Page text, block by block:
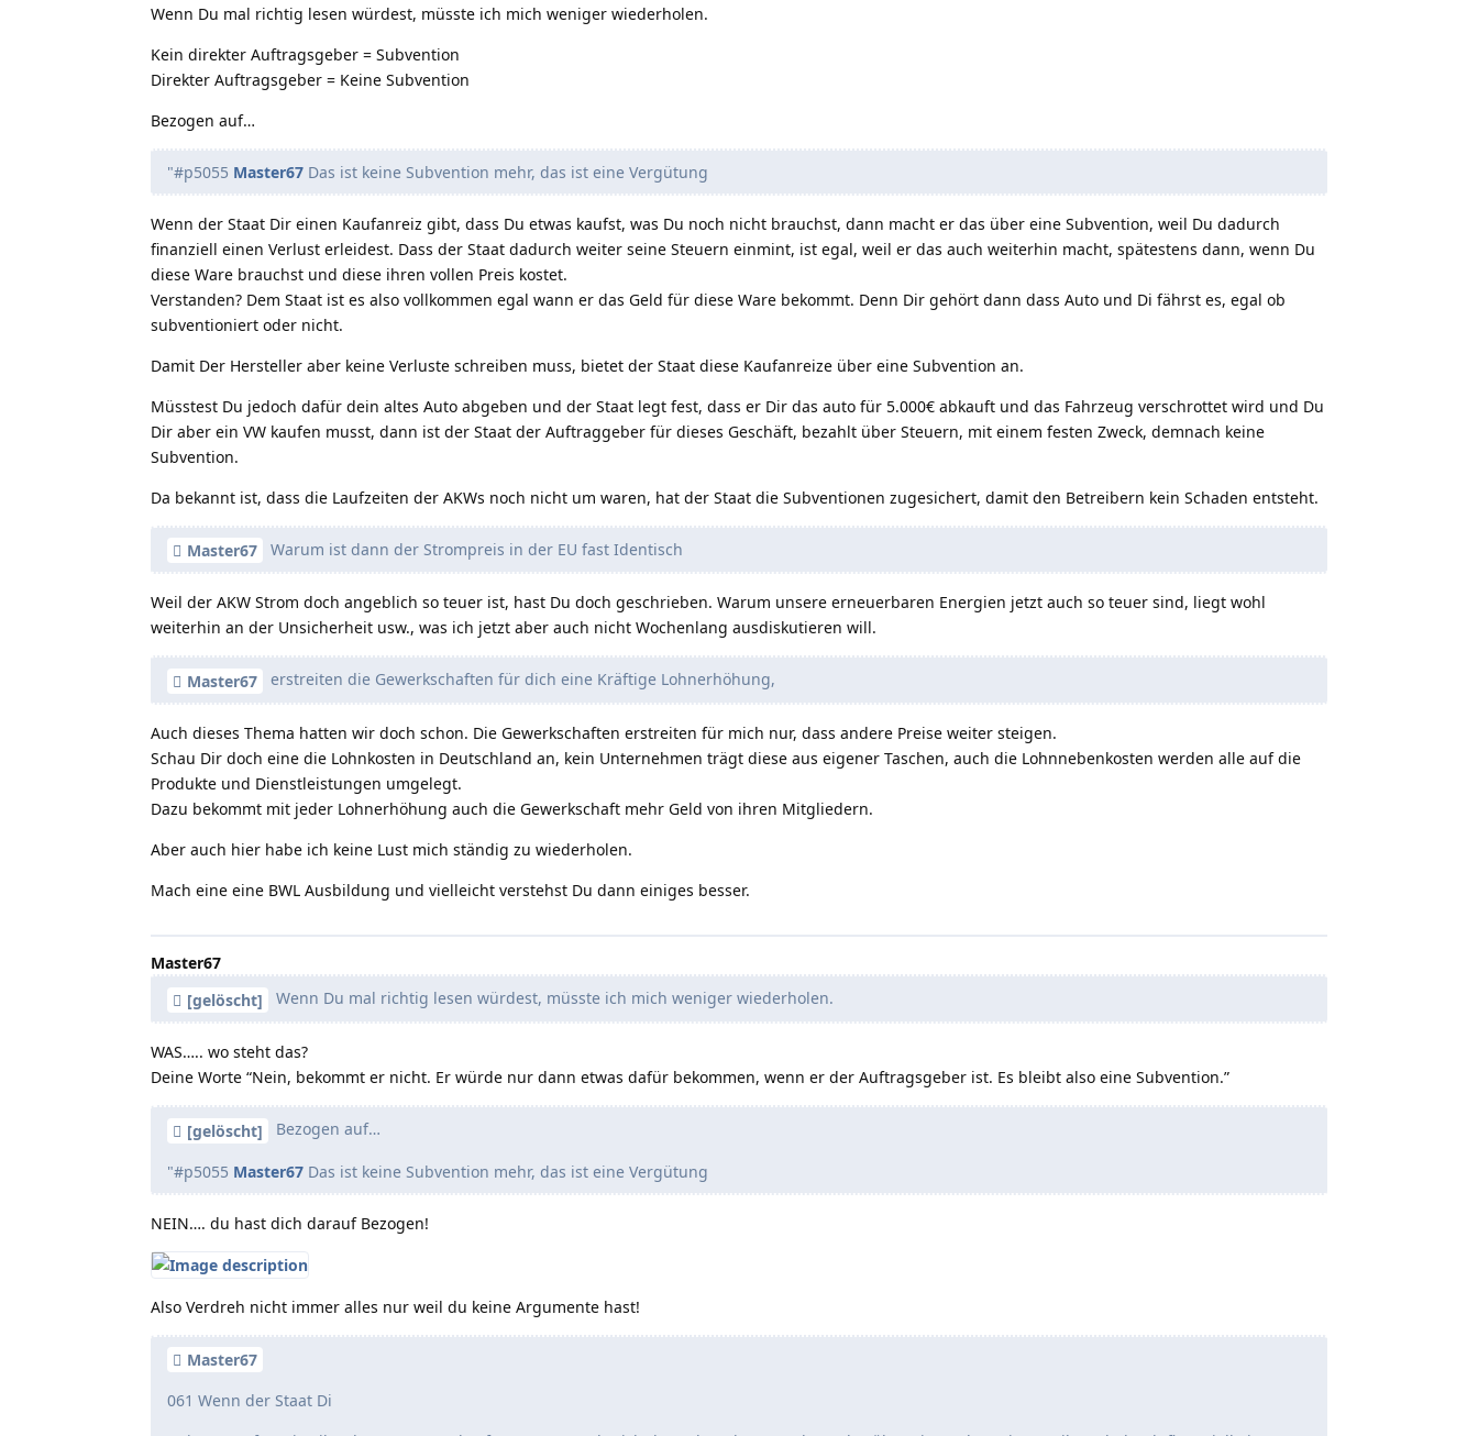
Wenn Du mal richtig lesen würdest, müsste ich mich weniger wiederholen.
Kein direkter Auftragsgeber = Subvention
Direkter Auftragsgeber = Keine Subvention
Bezogen auf…
"#p5055 Master67 Das ist keine Subvention mehr, das ist eine Vergütung
Wenn der Staat Dir einen Kaufanreiz gibt, dass Du etwas kaufst, was Du noch nicht brauchst, dann macht er das über eine Subvention, weil Du dadurch
finanziell einen Verlust erleidest. Dass der Staat dadurch weiter seine Steuern einmint, ist egal, weil er das auch weiterhin macht, spätestens dann, wenn Du
diese Ware brauchst und diese ihren vollen Preis kostet.
Verstanden? Dem Staat ist es also vollkommen egal wann er das Geld für diese Ware bekommt. Denn Dir gehört dann dass Auto und Di fährst es, egal ob
subventioniert oder nicht.
Damit Der Hersteller aber keine Verluste schreiben muss, bietet der Staat diese Kaufanreize über eine Subvention an.
Müsstest Du jedoch dafür dein altes Auto abgeben und der Staat legt fest, dass er Dir das auto für 5.000€ abkauft und das Fahrzeug verschrottet wird und Du
Dir aber ein VW kaufen musst, dann ist der Staat der Auftraggeber für dieses Geschäft, bezahlt über Steuern, mit einem festen Zweck, demnach keine
Subvention.
Da bekannt ist, dass die Laufzeiten der AKWs noch nicht um waren, hat der Staat die Subventionen zugesichert, damit den Betreibern kein Schaden entsteht.
Master67 Warum ist dann der Strompreis in der EU fast Identisch
Weil der AKW Strom doch angeblich so teuer ist, hast Du doch geschrieben. Warum unsere erneuerbaren Energien jetzt auch so teuer sind, liegt wohl
weiterhin an der Unsicherheit usw., was ich jetzt aber auch nicht Wochenlang ausdiskutieren will.
Master67 erstreiten die Gewerkschaften für dich eine Kräftige Lohnerhöhung,
Auch dieses Thema hatten wir doch schon. Die Gewerkschaften erstreiten für mich nur, dass andere Preise weiter steigen.
Schau Dir doch eine die Lohnkosten in Deutschland an, kein Unternehmen trägt diese aus eigener Taschen, auch die Lohnnebenkosten werden alle auf die
Produkte und Dienstleistungen umgelegt.
Dazu bekommt mit jeder Lohnerhöhung auch die Gewerkschaft mehr Geld von ihren Mitgliedern.
Aber auch hier habe ich keine Lust mich ständig zu wiederholen.
Mach eine eine BWL Ausbildung und vielleicht verstehst Du dann einiges besser.
Master67
[gelöscht]
Wenn Du mal richtig lesen würdest, müsste ich mich weniger wiederholen.
WAS….. wo steht das?
Deine Worte “Nein, bekommt er nicht. Er würde nur dann etwas dafür bekommen, wenn er der Auftragsgeber ist. Es bleibt also eine Subvention.”
[gelöscht] Bezogen auf…
"#p5055 Master67 Das ist keine Subvention mehr, das ist eine Vergütung
NEIN…. du hast dich darauf Bezogen!
Also Verdreh nicht immer alles nur weil du keine Argumente hast!
Master67
061 Wenn der Staat Di